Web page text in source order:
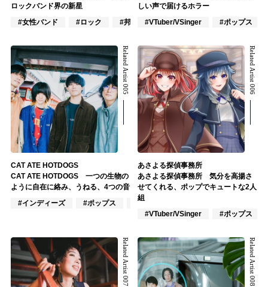
ロックバンド界の新星
#女性バンド
#ロック #邦ロック
しい声で届けるホラー
#VTuber/VSinger
#ポップス
Related Artist 005
CAT ATE HOTDOGS
CAT ATE HOTDOGS 一つの生物の
ように自在に絡み、うねる、4つの音
#インディーズ
#ポップス #ロック
Related Artist 006
あさよる探偵事務所
あさよる探偵事務所 気分を高揚さ
せてくれる、ポップでキュートな2人
組
#VTuber/VSinger
#ポップス
Related Artist 007 Related Artist 008